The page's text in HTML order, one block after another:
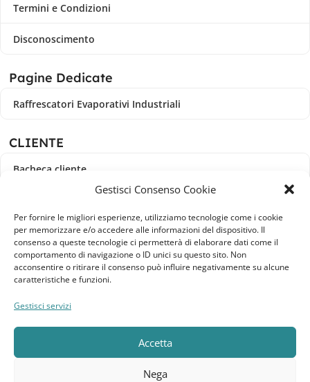
Gestisci Consenso Cookie
Per fornire le migliori esperienze, utilizziamo tecnologie come i cookie
per memorizzare e/o accedere alle informazioni del dispositivo. Il
consenso a queste tecnologie ci permetterà di elaborare dati come il
comportamento di navigazione o ID unici su questo sito. Non
acconsentire o ritirare il consenso può influire negativamente su alcune
caratteristiche e funzioni.
Gestisci servizi
Accetta
Nega
Termini e Condizioni
Disconoscimento
Pagine Dedicate
Raffrescatori Evaporativi Industriali
CLIENTE
Bacheca cliente
Download
Indirizzi
Dettagli account
Lista dei desideri